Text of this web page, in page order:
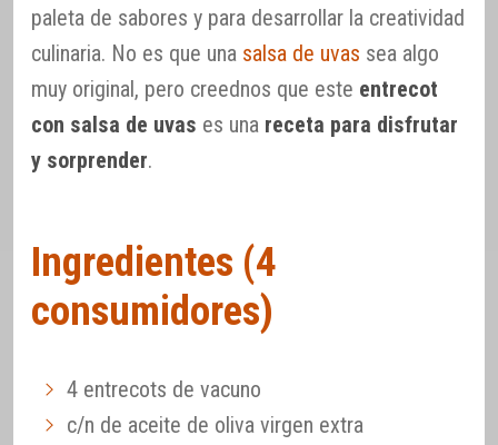
paleta de sabores y para desarrollar la creatividad
culinaria. No es que una salsa de uvas sea algo
muy original, pero creednos que este entrecot
con salsa de uvas es una receta para disfrutar
y sorprender.
Ingredientes (4
consumidores)
4 entrecots de vacuno
c/n de aceite de oliva virgen extra